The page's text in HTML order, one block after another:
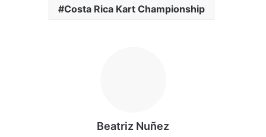
Costa Rica Kart Championship
Beatriz Nuñez